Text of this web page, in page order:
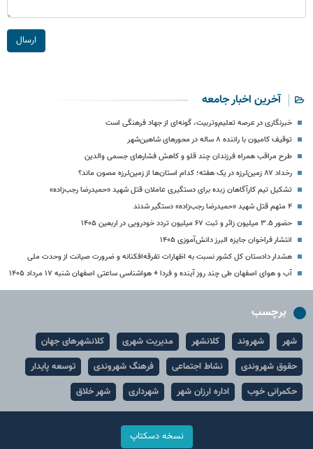
ارسال
آخرین اخبار جامعه
خبرنگاری در عرصه تعلیم‌وتربیت، گونه‌ای از جهاد فرهنگی است
توقیف کامیون با راننده ۸ ساله در محورهای شاهین‌شهر
طرح مراقب همراه فرزندان چند قلو و کاهش فشارهای جسمی والدین
رخداد ۸۷ زمین‌لرزه در یک هفته؛ کدام استان‌ها از زمین‌لرزه مصون ماند؟
تشکیل تیم کارآگاهان زبده برای دستگیری عاملان قتل شهید «حمیدرضا رجب‌زاده»
۴ متهم قتل شهید «حمیدرضا رجب‌زاده» دستگیر شدند
حضور ۳.۵ میلیون زائر و ثبت ۶۷ میلیون تردد خودرویی در اربعین ۱۴۰۵
انتشار فراخوان جایزه البرز دانش‌آموزی ۱۴۰۵
هشدار دادستان کل کشور نسبت به اظهارات تفرقه‌افکنانه و ضرورت صیانت از وحدت ملی
آب و هوای اصفهان طی چند روز آینده و فردا + هواشناسی ساعتی اصفهان شنبه ۱۷ مرداد ۱۴۰۵
برچسب
شهر شهروند کلانشهر مدیریت شهری
کلانشهرهای جهان
حقوق شهروندی
نشاط اجتماعی فرهنگ شهروندی
توسعه پایدار
حکمرانی خوب
اداره ارزان شهر شهرداری شهر خلاق
نسخه دسکتاپ